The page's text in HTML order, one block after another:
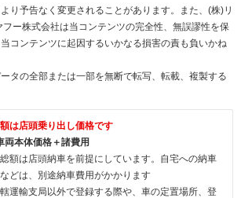
り予告なく変更されることがあります。また、(株)リ
ー株式会社は当コンテンツの完全性、無誤謬性を保
コンテンツに起因するいかなる損害の責も負いかね
タの全部または一部を無断で転写、転載、複製する
は店頭乗り出し価格です
両本体価格＋諸費用
額は店頭納車を前提にしています。自宅への納車
どは、別途納車費用がかかります
運輸支局以外で登録する際や、車の定置場所、登